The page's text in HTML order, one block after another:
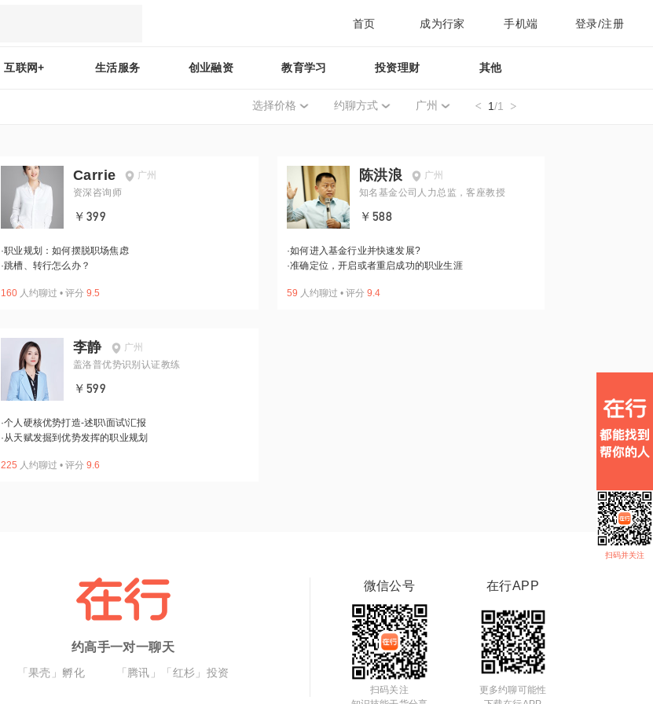
首页 成为行家 手机端 登录/注册
互联网+ 生活服务 创业融资 教育学习 投资理财 其他
选择价格 约聊方式 广州 1/1
Carrie
广州
资深咨询师
￥399
·职业规划：如何摆脱职场焦虑
·跳槽、转行怎么办？
160 人约聊过 • 评分 9.5
陈洪浪
广州
知名基金公司人力总监，客座教授
￥588
·如何进入基金行业并快速发展?
·准确定位，开启或者重启成功的职业生涯
59 人约聊过 • 评分 9.4
李静
广州
盖洛普优势识别认证教练
￥599
·个人硬核优势打造-述职\面试\汇报
·从天赋发掘到优势发挥的职业规划
225 人约聊过 • 评分 9.6
扫码并关注
约高手一对一聊天
「果壳」孵化 「腾讯」「红杉」投资
微信公号
扫码关注
在行APP
更多约聊可能性